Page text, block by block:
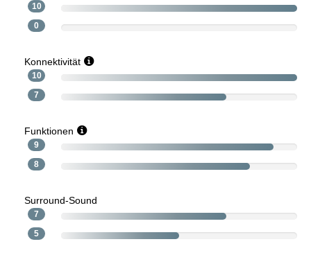
10
0
Konnektivität
10
7
Funktionen
9
8
Surround-Sound
7
5